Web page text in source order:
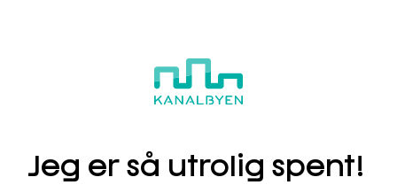
Jeg er så utrolig spent!